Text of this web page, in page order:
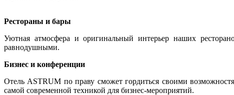
Рестораны и бары
Уютная атмосфера и оригинальный интерьер наших
равнодушными.
Бизнес и конференции
Отель ASTRUM по праву сможет гордиться своими
самой современной техникой для бизнес-мероприятий.